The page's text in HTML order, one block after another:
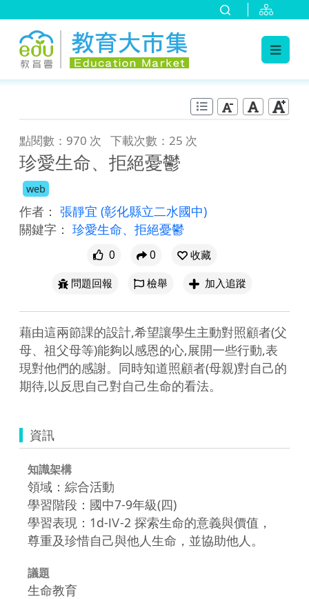
點閱數：970 次 下載次數：25 次
珍愛生命、拒絕憂鬱
web
作者： 張靜宜 (彰化縣立二水國中)
關鍵字： 珍愛生命、拒絕憂鬱
0 0
收藏
問題回報
檢舉 加入追蹤
藉由這兩節課的設計,希望讓學生主動對照顧者(父
母、祖父母等)能夠以感恩的心,展開一些行動,表
現對他們的感謝。同時知道照顧者(母親)對自己的
期待,以反思自己對自己生命的看法。
資訊
知識架構
領域：綜合活動
學習階段：國中7-9年級(四)
學習表現：1d-Ⅳ-2 探索生命的意義與價值，
尊重及珍惜自己與他人生命，並協助他人。
議題
生命教育